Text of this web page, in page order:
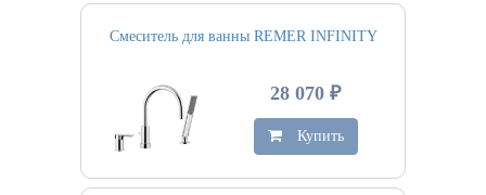
Смеситель для ванны REMER INFINITY
28 070 ₽
Купить